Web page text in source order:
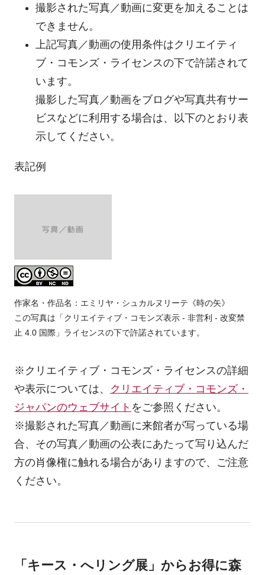
撮影された写真／動画に変更を加えることは
できません。
上記写真／動画の使用条件はクリエイティ
ブ・コモンズ・ライセンスの下で許諾されて
います。
撮影した写真／動画をブログや写真共有サー
ビスなどに利用する場合は、以下のとおり表
示してください。
表記例
作家名・作品名：エミリヤ・シュカルヌリーテ《時の矢》
この写真は「クリエイティブ・コモンズ表示 - 非営利 - 改変禁
止 4.0 国際」ライセンスの下で許諾されています。
※クリエイティブ・コモンズ・ライセンスの詳細
や表示については、
クリエイティブ・コモンズ・
ジャパンのウェブサイト をご参照ください。
※撮影された写真／動画に来館者が写っている場
合、その写真／動画の公表にあたって写り込んだ
方の肖像権に触れる場合がありますので、ご注意
ください。
「キース・へリング展」からお得に森